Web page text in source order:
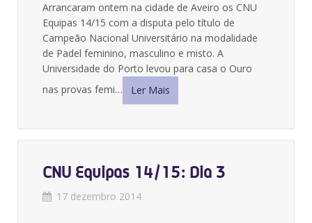
Arrancaram ontem na cidade de Aveiro os CNU
Equipas 14/15 com a disputa pelo título de
Campeão Nacional Universitário na modalidade
de Padel feminino, masculino e misto. A
Universidade do Porto levou para casa o Ouro
nas provas femi…
Ler Mais
CNU Equipas 14/15: Dia 3
17 dezembro 2014